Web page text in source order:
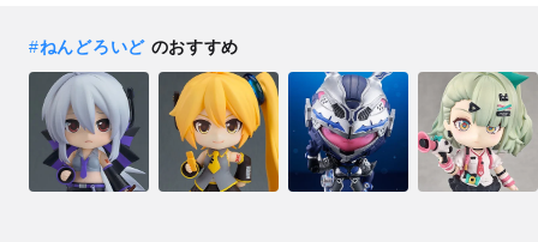
#ねんどろいどのおすすめ